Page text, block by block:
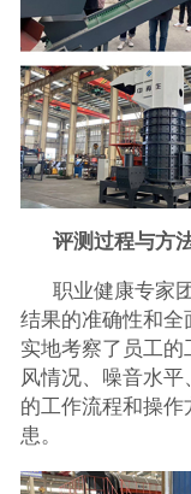
评测过程与方
职业健康专家
结果的准确性和全
实地考察了员工
风情况、噪音水
的工作流程和操
患。